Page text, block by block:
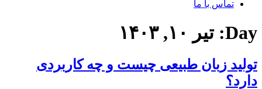
تماس با ما
Day: تیر ۱۰, ۱۴۰۳
تولید زبان طبیعی چیست و چه کاربردی
دارد؟